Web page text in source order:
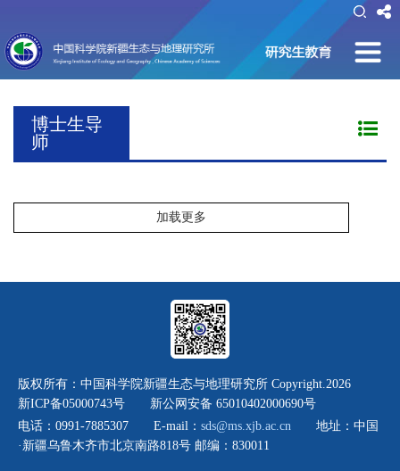
博士生导
师
加载更多
版权所有：中国科学院新疆生态与地理研究所 Copyright. 2026
新ICP备05000743号 新公网安备 65010402000690号
电话：0991-7885307 E-mail： sds@ms.xjb.ac.cn 地址：中国
·新疆乌鲁木齐市北京南路818号 邮编：830011